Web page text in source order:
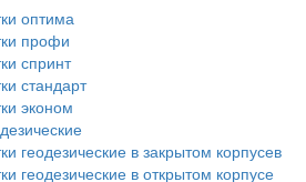
оптима
профи
спринт
стандарт
эконом
геодезические в закрытом корпусев
геодезические в открытом корпусе